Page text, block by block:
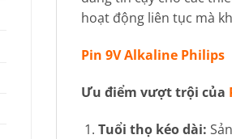
hoạt động liên tục mà
Pin 9V Alkaline Philips
Ưu điểm vượt trội của
Tuổi thọ kéo dài: